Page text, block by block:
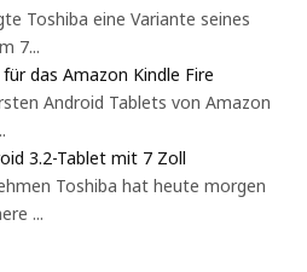
Toshiba eine Variante seines
7...
das Amazon Kindle Fire
Android Tablets von Amazon
3.2-Tablet mit 7 Zoll
Toshiba hat heute morgen
...